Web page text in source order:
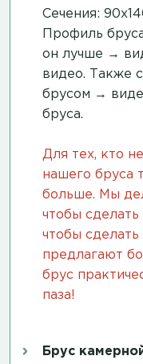
Сечения:
Профиль
он лучше →
видео. Также
брусом →
бруса.
Для тех, кто
нашего бруса
больше. Мы
чтобы
чтобы
предлагают
брус
паза!
Брус